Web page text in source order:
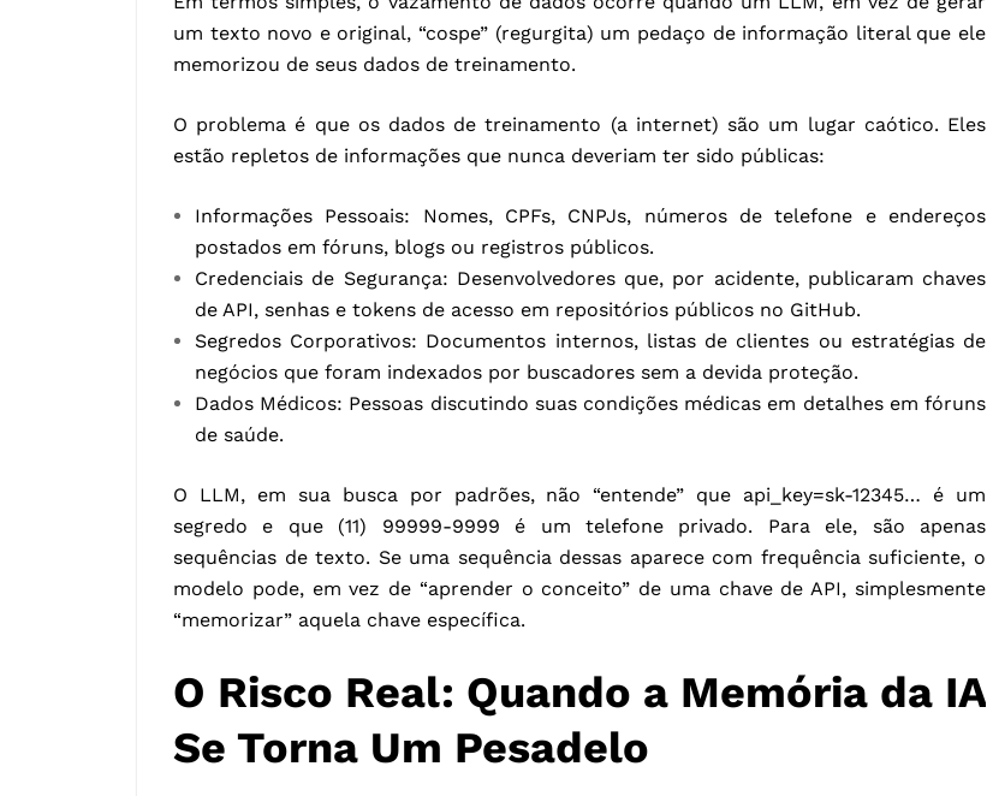
um texto novo e original, “cospe” (regurgita) um pedaço de informação literal que ele
memorizou de seus dados de treinamento.
O problema é que os dados de treinamento (a internet) são um lugar caótico. Eles
estão repletos de informações que nunca deveriam ter sido públicas:
Informações Pessoais: Nomes, CPFs, CNPJs, números de telefone e endereços
postados em fóruns, blogs ou registros públicos.
Credenciais de Segurança: Desenvolvedores que, por acidente, publicaram chaves
de API, senhas e tokens de acesso em repositórios públicos no GitHub.
Segredos Corporativos: Documentos internos, listas de clientes ou estratégias de
negócios que foram indexados por buscadores sem a devida proteção.
Dados Médicos: Pessoas discutindo suas condições médicas em detalhes em fóruns
de saúde.
O LLM, em sua busca por padrões, não “entende” que api_key=sk-12345… é um
segredo e que (11) 99999-9999 é um telefone privado. Para ele, são apenas
sequências de texto. Se uma sequência dessas aparece com frequência suficiente, o
modelo pode, em vez de “aprender o conceito” de uma chave de API, simplesmente
“memorizar” aquela chave específica.
O Risco Real: Quando a Memória da IA
Se Torna Um Pesadelo